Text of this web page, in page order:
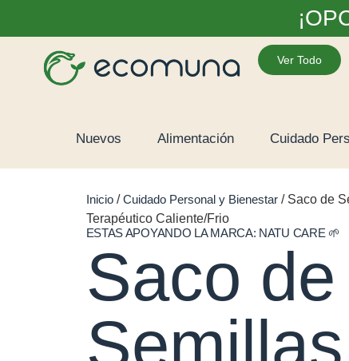
Ver Todo
Nuevos Alimentación Cuidado
Inicio/Cuidado Personal y Bienestar/ Saco de
Terapéutico Caliente/Frio
ESTAS APOYANDO LA MARCA: NATU CARE 🌱
Saco de
Semillas